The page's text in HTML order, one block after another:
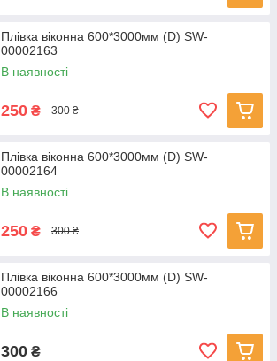
Плівка віконна 600*3000мм (D) SW-
00002163
В наявності
250 ₴ 300 ₴
Плівка віконна 600*3000мм (D) SW-
00002164
В наявності
250 ₴ 300 ₴
Плівка віконна 600*3000мм (D) SW-
00002166
В наявності
300 ₴